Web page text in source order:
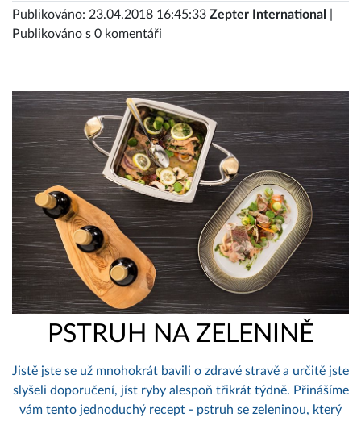
Publikováno: 23.04.2018 16:45:33 Zepter International
Publikováno s 0 komentáři
PSTRUH NA ZELENINĚ
Jistě jste se už mnohokrát bavili o zdravé stravě a určitě jste
slyšeli doporučení, jíst ryby alespoň třikrát týdně. Přinášíme
vám tento jednoduchý recept - pstruh se zeleninou, který